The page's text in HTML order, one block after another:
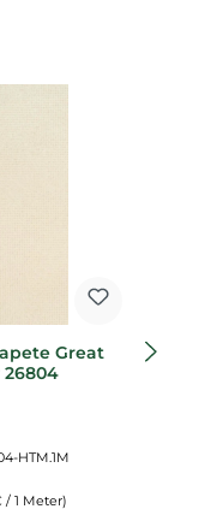
Great
HTM.1M
/ 1 Meter)